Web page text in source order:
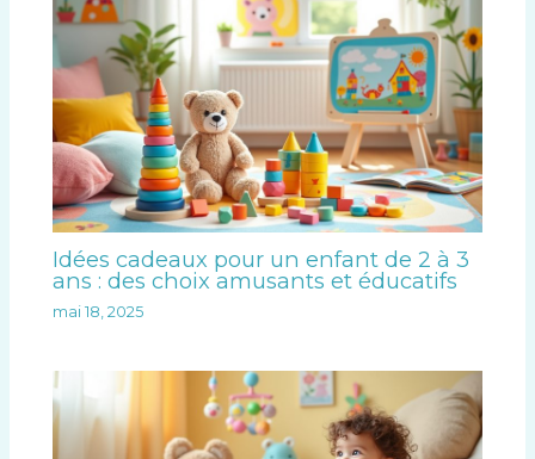
Idées cadeaux pour un enfant de 2 à 3
ans : des choix amusants et éducatifs
mai 18, 2025